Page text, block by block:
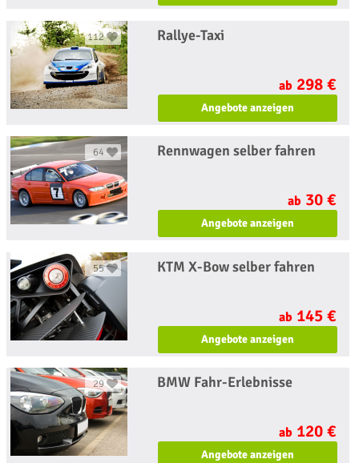
112 Rallye-Taxi
ab 298 €
Angebote anzeigen
64 Rennwagen selber fahren
ab 30 €
Angebote anzeigen
55 KTM X-Bow selber fahren
ab 145 €
Angebote anzeigen
29 BMW Fahr-Erlebnisse
ab 120 €
Angebote anzeigen